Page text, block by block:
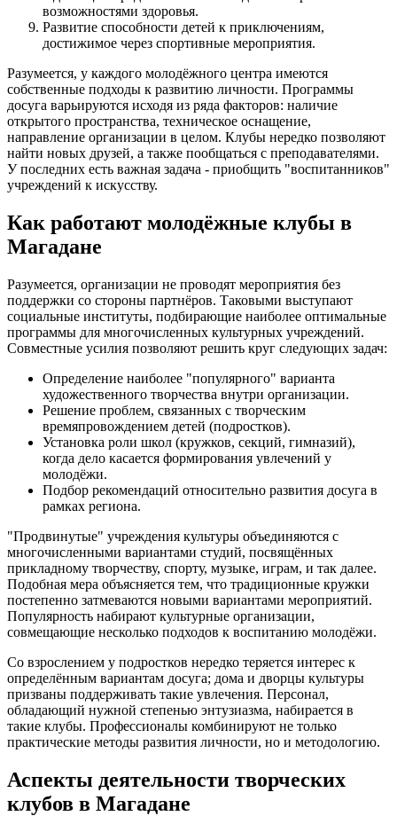
возможностями здоровья.
Развитие способности детей к приключениям,
достижимое через спортивные мероприятия.
Разумеется, у каждого молодёжного центра имеются
собственные подходы к развитию личности. Программы
досуга варьируются исходя из ряда факторов: наличие
открытого пространства, техническое оснащение,
направление организации в целом. Клубы нередко позволяют
найти новых друзей, а также пообщаться с преподавателями.
У последних есть важная задача - приобщить "воспитанников"
учреждений к искусству.
Как работают молодёжные клубы в
Магадане
Разумеется, организации не проводят мероприятия без
поддержки со стороны партнёров. Таковыми выступают
социальные институты, подбирающие наиболее оптимальные
программы для многочисленных культурных учреждений.
Совместные усилия позволяют решить круг следующих задач:
Определение наиболее "популярного" варианта
художественного творчества внутри организации.
Решение проблем, связанных с творческим
времяпровождением детей (подростков).
Установка роли школ (кружков, секций, гимназий),
когда дело касается формирования увлечений у
молодёжи.
Подбор рекомендаций относительно развития досуга в
рамках региона.
"Продвинутые" учреждения культуры объединяются с
многочисленными вариантами студий, посвящённых
прикладному творчеству, спорту, музыке, играм, и так далее.
Подобная мера объясняется тем, что традиционные кружки
постепенно затмеваются новыми вариантами мероприятий.
Популярность набирают культурные организации,
совмещающие несколько подходов к воспитанию молодёжи.
Со взрослением у подростков нередко теряется интерес к
определённым вариантам досуга; дома и дворцы культуры
призваны поддерживать такие увлечения. Персонал,
обладающий нужной степенью энтузиазма, набирается в
такие клубы. Профессионалы комбинируют не только
практические методы развития личности, но и методологию.
Аспекты деятельности творческих
клубов в Магадане